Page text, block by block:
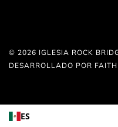
© 2026 IGLESIA ROCK
DESARROLLADO POR
ES